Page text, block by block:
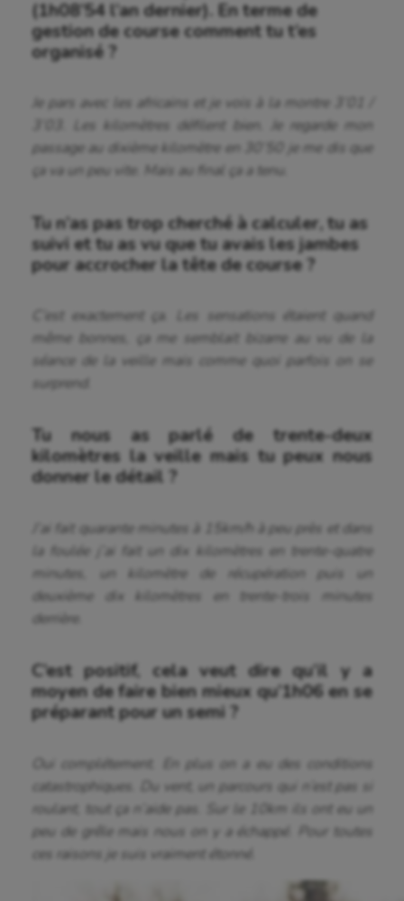
(1h08’54 l’an dernier). En terme de
gestion de course comment tu t’es
organisé ?
Je pars avec les africains et je vois à la montre 3’01 /
3’03. Les kilomètres défilent bien. Je regarde mon
passage au dixième kilomètre en 30’50 je me dis que
ça va un peu vite. Mais au final ça a tenu.
Tu n’as pas trop cherché à calculer, tu as
suivi et tu as vu que tu avais les jambes
pour accrocher la tête de course ?
C’est exactement ça. Les sensations étaient quand
même bonnes, ça me semblait bizarre au vu de la
séance de la veille mais comme quoi parfois on se
surprend.
Tu nous as parlé de trente-deux
kilomètres la veille mais tu peux nous
donner le détail ?
J’ai fait quarante minutes à 15km/h à peu près et dans
la foulée j’ai fait un dix kilomètres en trente-quatre
minutes, un kilomètre de récupération puis un
deuxième dix kilomètres en trente-trois minutes
derrière.
C’est positif, cela veut dire qu’il y a
moyen de faire bien mieux qu’1h06 en se
préparant pour un semi ?
Oui complétement. En plus on a eu des conditions
catastrophiques. Du vent, un parcours qui n’est pas si
roulant, tout ça n’aide pas. Sur le 10km ils ont eu un
peu de grêle mais nous on y a échappé. Pour toutes
ces raisons je suis vraiment étonné.